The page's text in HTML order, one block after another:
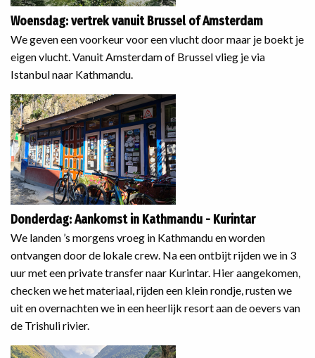
Woensdag: vertrek vanuit Brussel of Amsterdam
We geven een voorkeur voor een vlucht door maar je boekt je
eigen vlucht. Vanuit Amsterdam of Brussel vlieg je via
Istanbul naar Kathmandu.
Donderdag: Aankomst in Kathmandu - Kurintar
We landen ’s morgens vroeg in Kathmandu en worden
ontvangen door de lokale crew. Na een ontbijt rijden we in 3
uur met een private transfer naar Kurintar. Hier aangekomen,
checken we het materiaal, rijden een klein rondje, rusten we
uit en overnachten we in een heerlijk resort aan de oevers van
de Trishuli rivier.